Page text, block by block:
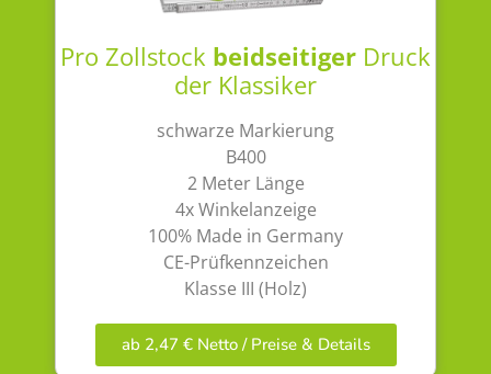
Pro Zollstock beidseitiger Druck
der Klassiker
schwarze Markierung
B400
2 Meter Länge
4x Winkelanzeige
100% Made in Germany
CE-Prüfkennzeichen
Klasse III (Holz)
ab 2,47 € Netto / Preise & Details